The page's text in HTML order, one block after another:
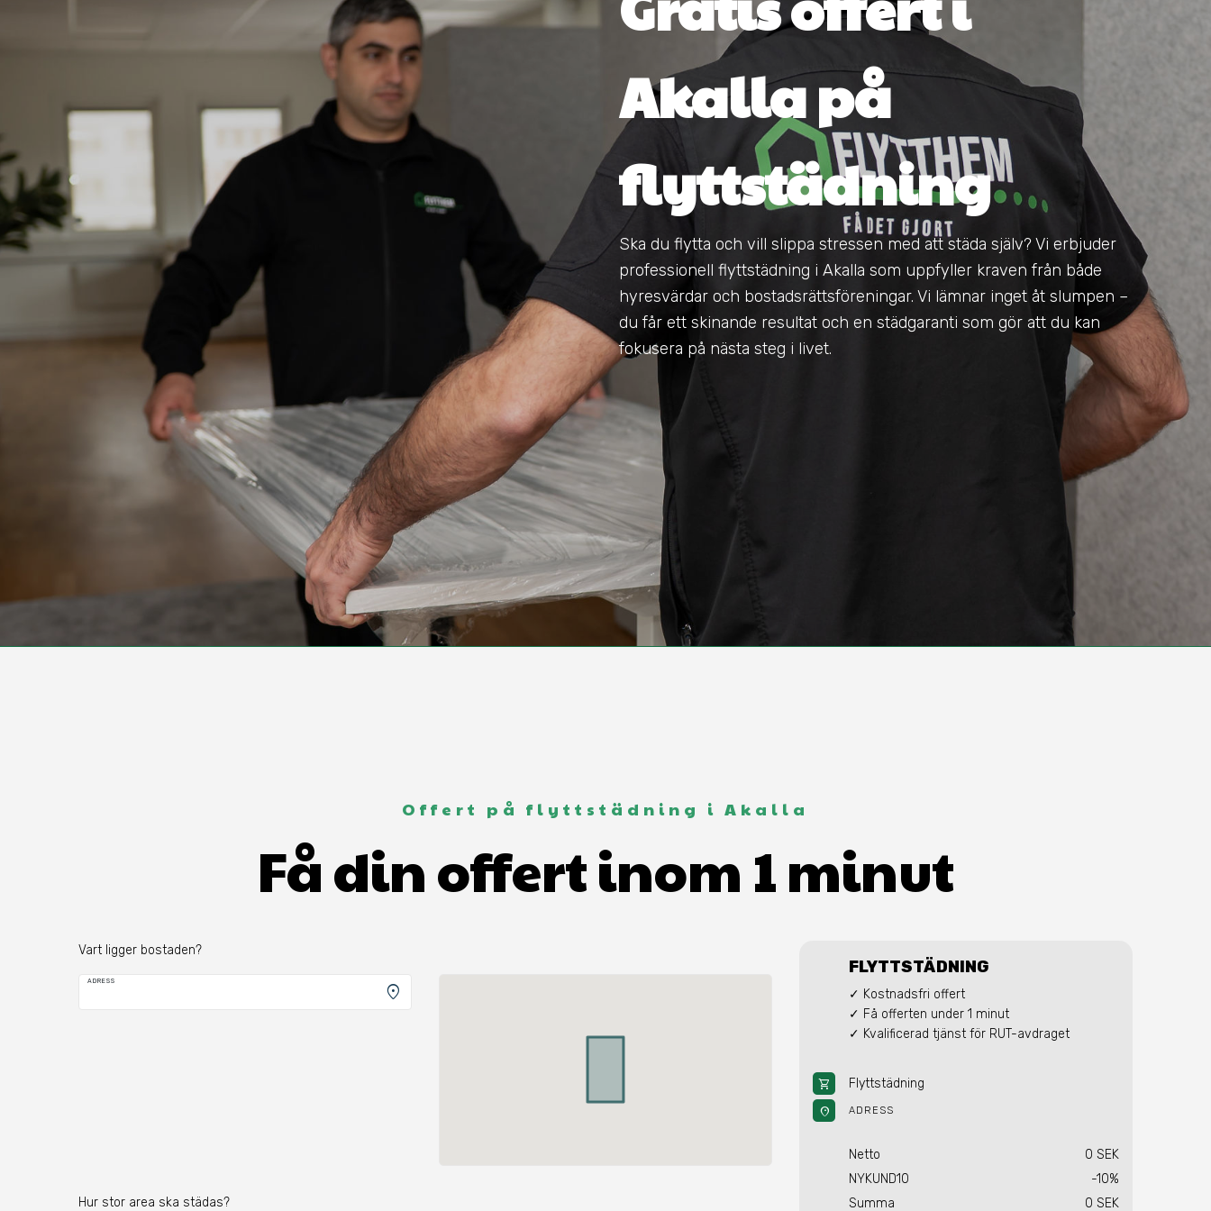
Akalla på
flyttstädning
Ska du flytta och vill slippa stressen med att städa själv? Vi erbjuder
professionell flyttstädning i Akalla som uppfyller kraven från både
hyresvärdar och bostadsrättsföreningar. Vi lämnar inget åt slumpen –
du får ett skinande resultat och en städgaranti som gör att du kan
fokusera på nästa steg i livet.
Offert på flyttstädning i Akalla
Få din offert inom 1 minut
Vart ligger bostaden?
ADRESS
location_on
Hur stor area ska städas?
FLYTTSTÄDNING
✓ Kostnadsfri offert
✓ Få offerten under 1 minut
✓ Kvalificerad tjänst för RUT-avdraget
shopping_cart Flyttstädning
location_on ADRESS
Netto
0 SEK
NYKUND10
-10%
Summa
0 SEK